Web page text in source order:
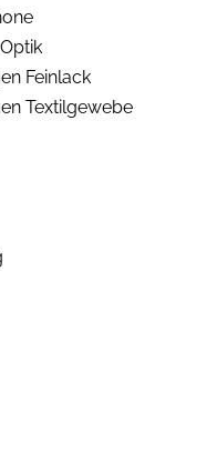
Feinlack
Textilgewebe